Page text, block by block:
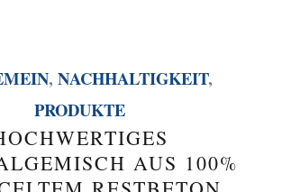
,NACHHALTIGKEIT,
PRODUKTE
AUS 100%